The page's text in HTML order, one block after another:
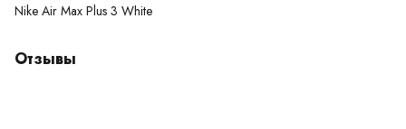
Nike Air Max Plus 3 White
Отзывы